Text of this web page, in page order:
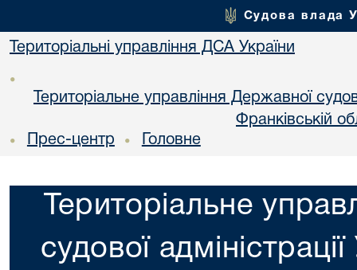
Судова влада
Територіальні управління ДСА України
•
Територіальне управління Державної
Франкiвській
• Прес-центр • Головне
Територіальне
судової